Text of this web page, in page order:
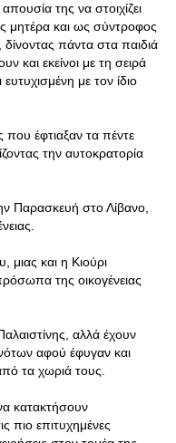
της να στοιχίζει
μητέρα και ως σύντροφος
δίνοντας πάντα στα παιδιά
και εκείνοι με τη σειρά
με τον ίδιο
που έφτιαξαν τα πέντε
την αυτοκρατορία
Παρασκευή στο Λίβανο,
μιας και η Κιούρι
της οικογένειας
αλλά έχουν
αφού έφυγαν και
τα χωριά τους.
κατακτήσουν
πιο επιτυχημένες